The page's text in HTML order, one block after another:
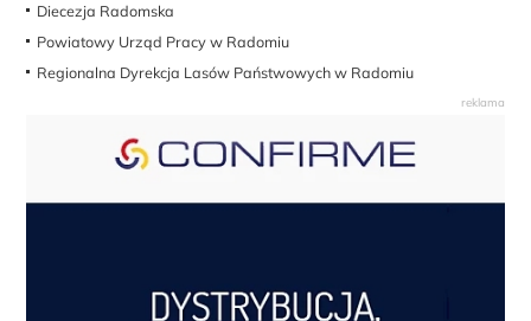
Diecezja Radomska
Powiatowy Urząd Pracy w Radomiu
Regionalna Dyrekcja Lasów Państwowych w Radomiu